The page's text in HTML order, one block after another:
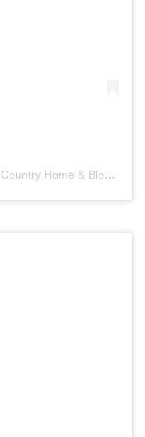
Une publication partagée par Céline| Country Home & Blooms (@countryhomeandblooms)